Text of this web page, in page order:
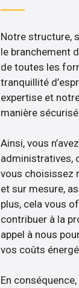
Notre structure,
le branchement
de toutes les
tranquillité
expertise et
manière
Ainsi, vous
administratives,
vous choisissez
et sur mesure,
plus, cela vous
contribuer à la
appel à nous
vos coûts
En